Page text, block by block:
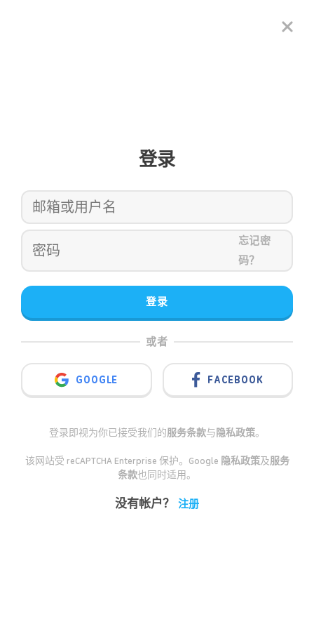
登录
忘记密
码？
登录
或者
GOOGLE FACEBOOK
登录即视为你已接受我们的服务条款与隐私政策。
该网站受 reCAPTCHA Enterprise 保护。Google 隐私政策及服务
条款也同时适用。
没有帐户？ 注册